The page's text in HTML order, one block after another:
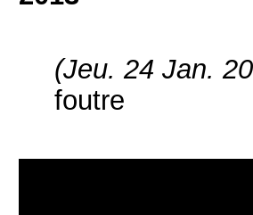
(Jeu. 24 Jan.
foutre